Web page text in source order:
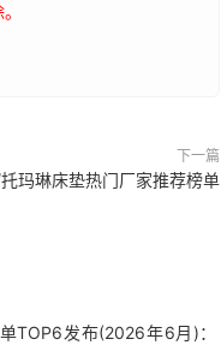
下一篇
玛琳床垫热门厂家推荐榜单
TOP6发布(2026年6月)：